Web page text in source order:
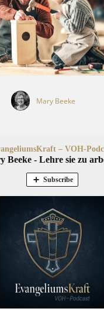
Mary Beeke